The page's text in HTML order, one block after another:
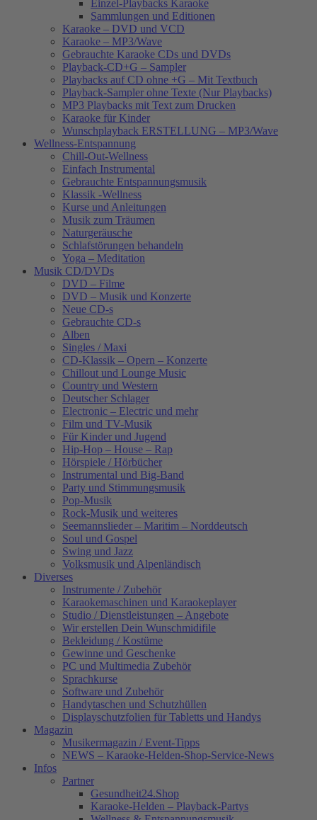
Einzel-Playbacks Karaoke
Sammlungen und Editionen
Karaoke – DVD und VCD
Karaoke – MP3/Wave
Gebrauchte Karaoke CDs und DVDs
Playback-CD+G – Sampler
Playbacks auf CD ohne +G – Mit Textbuch
Playback-Sampler ohne Texte (Nur Playbacks)
MP3 Playbacks mit Text zum Drucken
Karaoke für Kinder
Wunschplayback ERSTELLUNG – MP3/Wave
Wellness-Entspannung
Chill-Out-Wellness
Einfach Instrumental
Gebrauchte Entspannungsmusik
Klassik -Wellness
Kurse und Anleitungen
Musik zum Träumen
Naturgeräusche
Schlafstörungen behandeln
Yoga – Meditation
Musik CD/DVDs
DVD – Filme
DVD – Musik und Konzerte
Neue CD-s
Gebrauchte CD-s
Alben
Singles / Maxi
CD-Klassik – Opern – Konzerte
Chillout und Lounge Music
Country und Western
Deutscher Schlager
Electronic – Electric und mehr
Film und TV-Musik
Für Kinder und Jugend
Hip-Hop – House – Rap
Hörspiele / Hörbücher
Instrumental und Big-Band
Party und Stimmungsmusik
Pop-Musik
Rock-Musik und weiteres
Seemannslieder – Maritim – Norddeutsch
Soul und Gospel
Swing und Jazz
Volksmusik und Alpenländisch
Diverses
Instrumente / Zubehör
Karaokemaschinen und Karaokeplayer
Studio / Dienstleistungen – Angebote
Wir erstellen Dein Wunschmidifile
Bekleidung / Kostüme
Gewinne und Geschenke
PC und Multimedia Zubehör
Sprachkurse
Software und Zubehör
Handytaschen und Schutzhüllen
Displayschutzfolien für Tabletts und Handys
Magazin
Musikermagazin / Event-Tipps
NEWS – Karaoke-Helden-Shop-Service-News
Infos
Partner
Gesundheit24.Shop
Karaoke-Helden – Playback-Partys